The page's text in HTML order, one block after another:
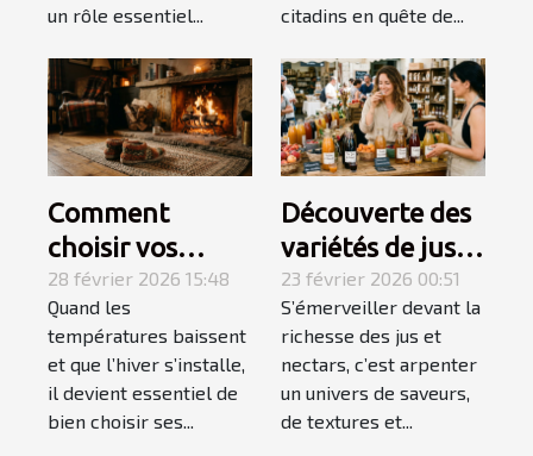
un rôle essentiel...
citadins en quête de...
Comment
choisir vos
chaussons pour
un hiver douillet
et chaud ?
28 février 2026 15:48
Quand les
températures baissent
et que l’hiver s’installe,
il devient essentiel de
bien choisir ses...
Découverte des
variétés de jus
et nectars pour
des palais
exigeants
23 février 2026 00:51
S’émerveiller devant la
richesse des jus et
nectars, c’est arpenter
un univers de saveurs,
de textures et...